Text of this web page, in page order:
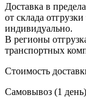
Доставка в
от склада
индивидуально.
В регионы
транспортных
Стоимость
Самовывоз (1 день)